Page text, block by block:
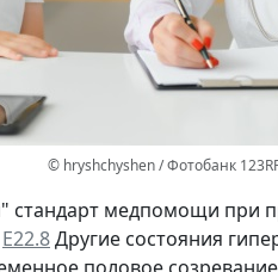
© hryshchyshen / Фотобанк
стандарт медпомощи
Е22.8Другие состояния